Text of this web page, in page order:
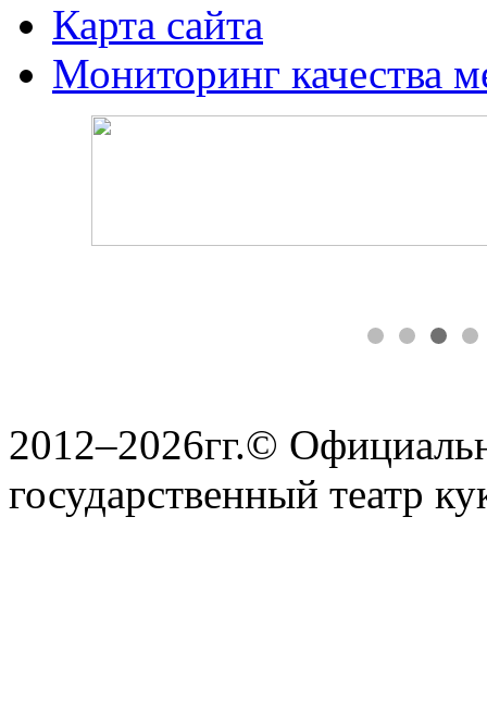
Карта сайта
Мониторинг качества
2012–2026гг.©
государственный театр